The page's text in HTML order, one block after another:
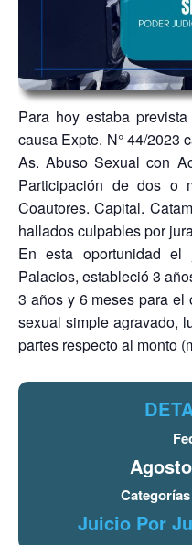
Para hoy estaba
causa Expte. N° 44/2023
As. Abuso Sexual con
Participación de dos o
Coautores. Capital.
hallados culpables por
En esta oportunidad el
Palacios, estableció 3
3 años y 6 meses para el
sexual simple agravado,
partes respecto al monto
Juicio Por